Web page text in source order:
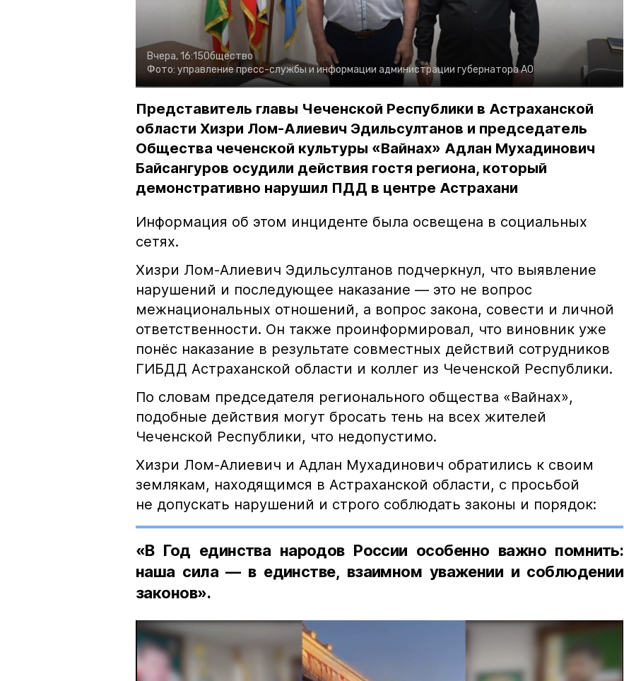
Вчера, 16:15Общество
Фото: управление пресс-службы и информации администрации губернатора АО
Представитель главы Чеченской Республики в Астраханской
области Хизри Лом-Алиевич Эдильсултанов и председатель
Общества чеченской культуры «Вайнах» Адлан Мухадинович
Байсангуров осудили действия гостя региона, который
демонстративно нарушил ПДД в центре Астрахани
Информация об этом инциденте была освещена в социальных
сетях.
Хизри Лом-Алиевич Эдильсултанов подчеркнул, что выявление
нарушений и последующее наказание — это не вопрос
межнациональных отношений, а вопрос закона, совести и личной
ответственности. Он также проинформировал, что виновник уже
понёс наказание в результате совместных действий сотрудников
ГИБДД Астраханской области и коллег из Чеченской Республики.
По словам председателя регионального общества «Вайнах»,
подобные действия могут бросать тень на всех жителей
Чеченской Республики, что недопустимо.
Хизри Лом-Алиевич и Адлан Мухадинович обратились к своим
землякам, находящимся в Астраханской области, с просьбой
не допускать нарушений и строго соблюдать законы и порядок:
«В Год единства народов России особенно важно помнить:
наша сила — в единстве, взаимном уважении и соблюдении
законов».